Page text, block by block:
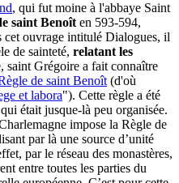
, qui fut moine à l'abbaye Saint
saint Benoît en 593-594,
cet ouvrage intitulé Dialogues, il
de sainteté, relatant les
saint Grégoire a fait connaître
de saint Benoît (d'où
et labora"). Cette règle a été
était jusque-là peu organisée.
impose la Règle de
par là une source d’unité
par le réseau des monastères,
entre toutes les parties du